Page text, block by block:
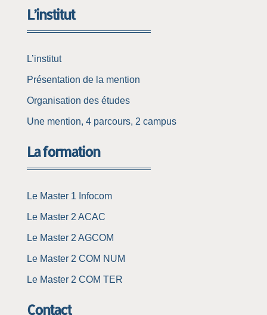
L’institut
L’institut
Présentation de la mention
Organisation des études
Une mention, 4 parcours, 2 campus
La formation
Le Master 1 Infocom
Le Master 2 ACAC
Le Master 2 AGCOM
Le Master 2 COM NUM
Le Master 2 COM TER
Contact